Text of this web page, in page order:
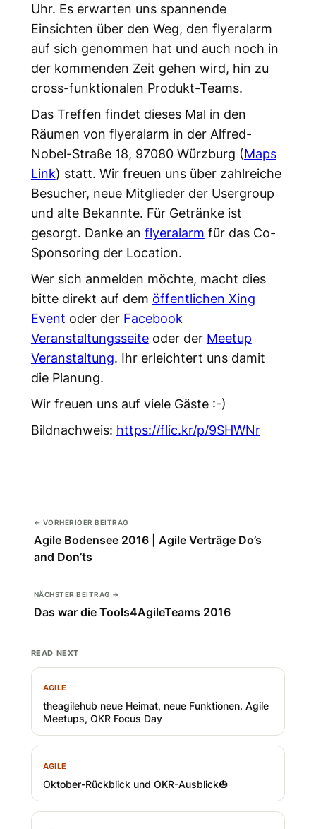
Uhr. Es erwarten uns spannende
Einsichten über den Weg, den flyeralarm
auf sich genommen hat und auch noch in
der kommenden Zeit gehen wird, hin zu
cross-funktionalen Produkt-Teams.
Das Treffen findet dieses Mal in den
Räumen von flyeralarm in der Alfred-
Nobel-Straße 18, 97080 Würzburg (Maps
Link) statt. Wir freuen uns über zahlreiche
Besucher, neue Mitglieder der Usergroup
und alte Bekannte. Für Getränke ist
gesorgt. Danke an flyeralarm für das Co-
Sponsoring der Location.
Wer sich anmelden möchte, macht dies
bitte direkt auf dem öffentlichen Xing
Event oder der Facebook
Veranstaltungsseiteoder der Meetup
Veranstaltung. Ihr erleichtert uns damit
die Planung.
Wir freuen uns auf viele Gäste :-)
Bildnachweis: https://flic.kr/p/9SHWNr
← VORHERIGER BEITRAG
Agile Bodensee 2016 | Agile Verträge Do’s
and Don’ts
NÄCHSTER BEITRAG →
Das war die Tools4AgileTeams 2016
READ NEXT
AGILE
theagilehub neue Heimat, neue Funktionen. Agile
Meetups, OKR Focus Day
AGILE
Oktober-Rückblick und OKR-Ausblick🎃